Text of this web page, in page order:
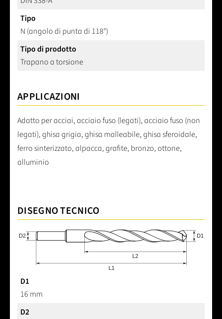
Tipo
N (angolo di punta di 118°)
Tipo di prodotto
Trapano a torsione
APPLICAZIONI
Adatto per acciai, acciaio fuso (legati), acciaio fuso (non
legati), ghisa grigia, ghisa malleabile, ghisa sferoidale,
ferro sinterizzato, alpacca, grafite, bronzo, ottone,
alluminio
DISEGNO TECNICO
D1
16 mm
D2